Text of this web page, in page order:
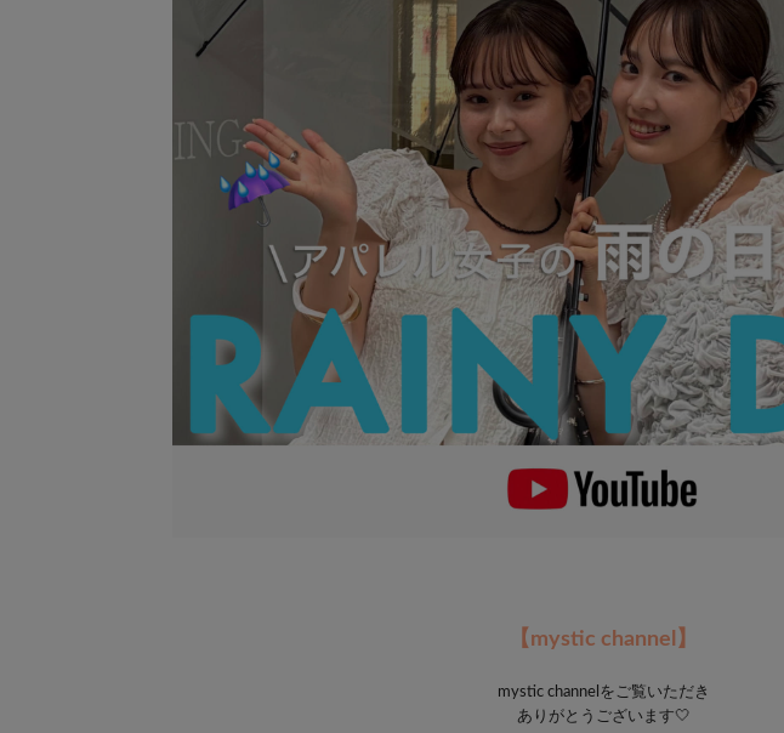
【mystic channel】
mystic channelをご覧いただき
ありがとうございます🤍